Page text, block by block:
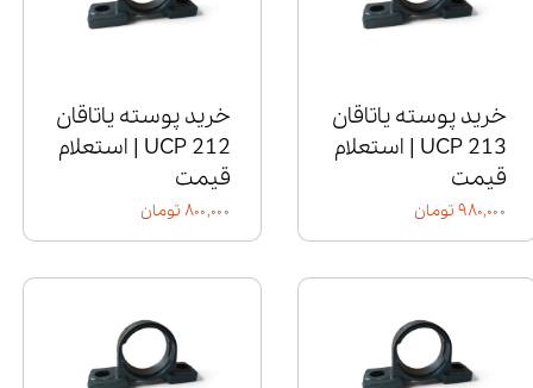
خرید پوسته یاتاقان
UCP 213 | استعلام
قیمت
۹۸۰,۰۰۰ تومان
خرید پوسته یاتاقان
UCP 212 | استعلام
قیمت
۸۰۰,۰۰۰ تومان